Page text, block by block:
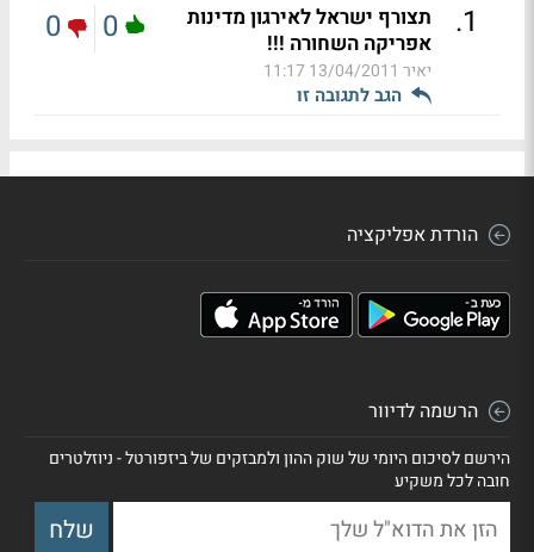
1
.
תצורף ישראל לאירגון מדינות
אפריקה השחורה !!!
יאיר 13/04/2011 11:17
הגב לתגובה זו
0
0
הורדת אפליקציה
הרשמה לדיוור
הירשם לסיכום היומי של שוק ההון ולמבזקים של ביזפורטל - ניוזלטרים
חובה לכל משקיע